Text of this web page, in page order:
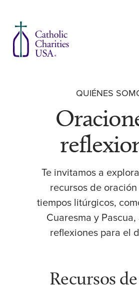
QUIÉNES
Te invitamos a
recursos de
tiempos litúrgicos,
Cuaresma y
reflexiones para el
Recursos